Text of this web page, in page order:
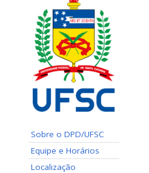
Sobre o DPD/UFSC
Equipe e Horários
Localização